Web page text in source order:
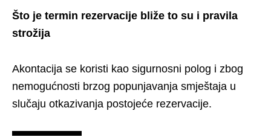
Što je termin rezervacije bliže to su i pravila
strožija
Akontacija se koristi kao sigurnosni polog i zbog
nemogućnosti brzog popunjavanja smještaja u
slučaju otkazivanja postojeće rezervacije.